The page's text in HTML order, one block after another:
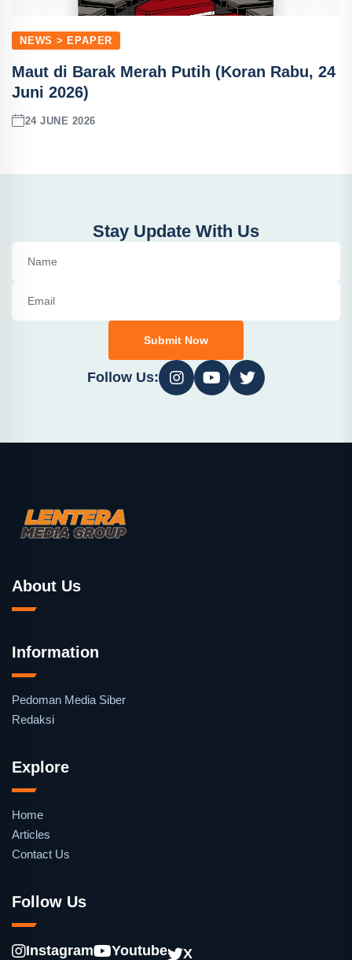
NEWS > EPAPER
Maut di Barak Merah Putih (Koran Rabu, 24
Juni 2026)
24 JUNE 2026
Stay Update With Us
Submit Now
Follow Us:
About Us
Information
Pedoman Media Siber
Redaksi
Explore
Home
Articles
Contact Us
Follow Us
Instagram Youtube X